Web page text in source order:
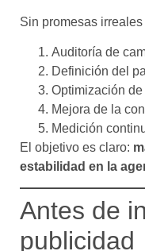
Sin promesas
Auditoría de
Definición del
Optimización
Mejora de la
Medición
El objetivo es claro:
estabilidad en la
Antes de
publicidad